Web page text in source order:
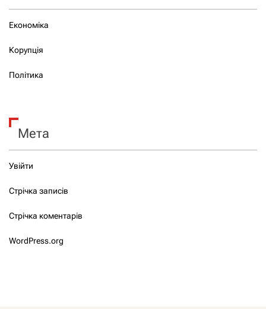
Економіка
Корупція
Політика
Мета
Увійти
Стрічка записів
Стрічка коментарів
WordPress.org